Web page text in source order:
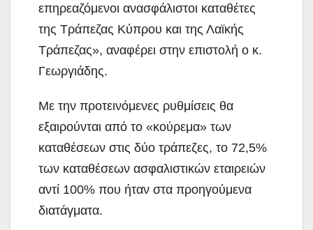
επηρεαζόμενοι ανασφάλιστοι καταθέτες
της Τράπεζας Κύπρου και της Λαϊκής
Τράπεζας», αναφέρει στην επιστολή ο κ.
Γεωργιάδης.
Με την προτεινόμενες ρυθμίσεις θα
εξαιρούνται από το «κούρεμα» των
καταθέσεων στις δύο τράπεζες, το 72,5%
των καταθέσεων ασφαλιστικών εταιρειών
αντί 100% που ήταν στα προηγούμενα
διατάγματα.